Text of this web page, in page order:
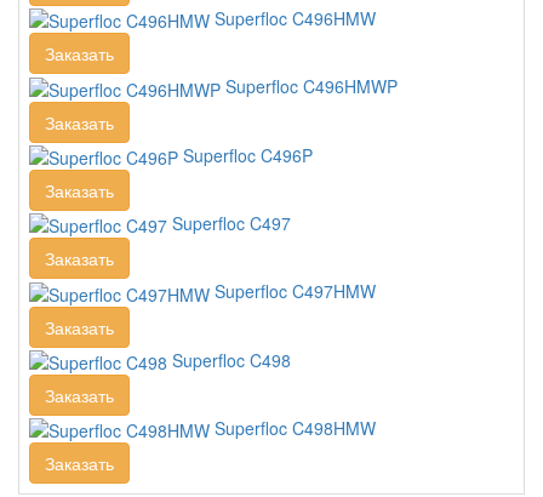
Superfloc C496HMW
Заказать
Superfloc C496HMWP
Заказать
Superfloc C496P
Заказать
Superfloc C497
Заказать
Superfloc C497HMW
Заказать
Superfloc C498
Заказать
Superfloc C498HMW
Заказать